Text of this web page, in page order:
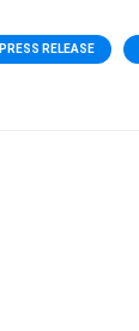
PRESS RELEASE